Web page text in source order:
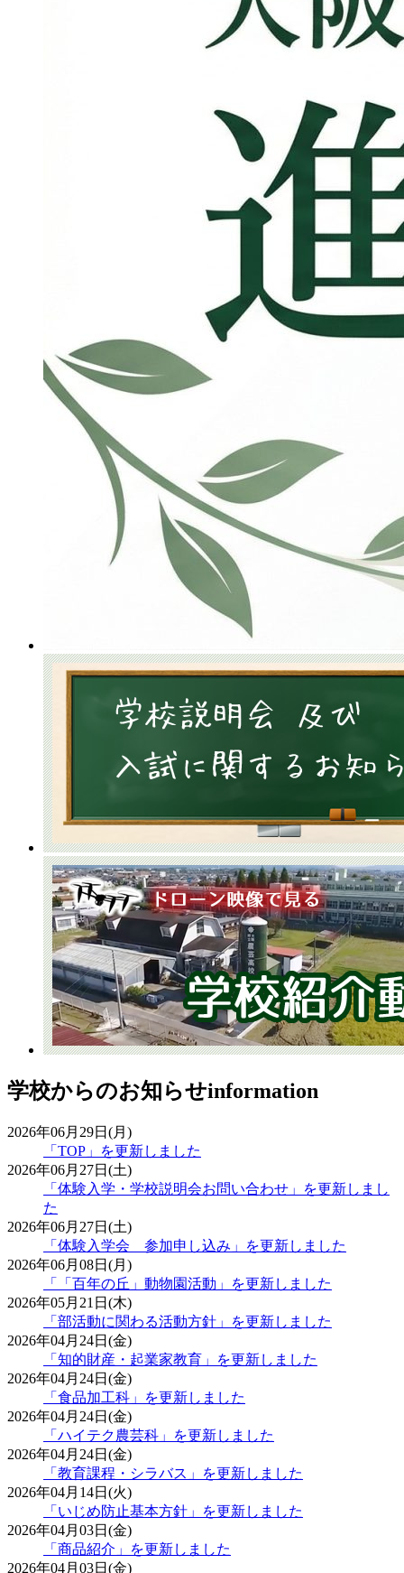
学校からのお知らせinformation
2026年06月29日(月)
「TOP」を更新しました
2026年06月27日(土)
「体験入学・学校説明会お問い合わせ」を更新しまし
た
2026年06月27日(土)
「体験入学会 参加申し込み」を更新しました
2026年06月08日(月)
「「百年の丘」動物園活動」を更新しました
2026年05月21日(木)
「部活動に関わる活動方針」を更新しました
2026年04月24日(金)
「知的財産・起業家教育」を更新しました
2026年04月24日(金)
「食品加工科」を更新しました
2026年04月24日(金)
「ハイテク農芸科」を更新しました
2026年04月24日(金)
「教育課程・シラバス」を更新しました
2026年04月14日(火)
「いじめ防止基本方針」を更新しました
2026年04月03日(金)
「商品紹介」を更新しました
2026年04月03日(金)